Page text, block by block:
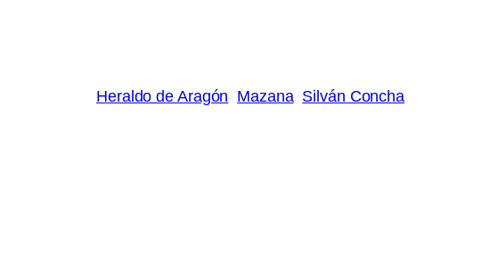
Heraldo de Aragón Mazana Silván Concha